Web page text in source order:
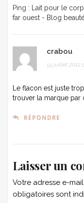
Ping : Lait pour le
far ouest - Blog
crabou
14 juillet 2012
Le flacon est juste
trouver la marque par
RÉPONDRE
Laisser un
Votre adresse e-
obligatoires sont